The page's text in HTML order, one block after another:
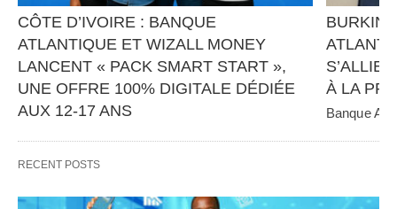
CÔTE D’IVOIRE : BANQUE
ATLANTIQUE ET WIZALL MONEY
LANCENT « PACK SMART START »,
UNE OFFRE 100% DIGITALE DÉDIÉE
AUX 12-17 ANS
d’inclusion financière avec…
À LA
Banque
RECENT POSTS